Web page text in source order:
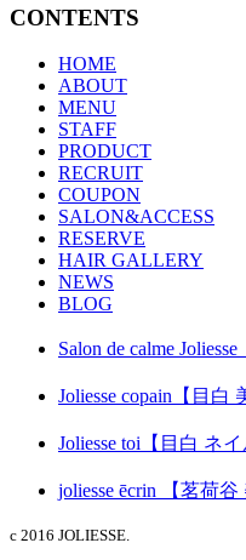
CONTENTS
HOME
ABOUT
MENU
STAFF
PRODUCT
RECRUIT
COUPON
SALON&ACCESS
RESERVE
HAIR GALLERY
NEWS
BLOG
Salon de calme
Joliesse copain【目白
Joliesse toi【目白 ネイ
joliesse ēcrin 【茗荷谷
c 2016 JOLIESSE.